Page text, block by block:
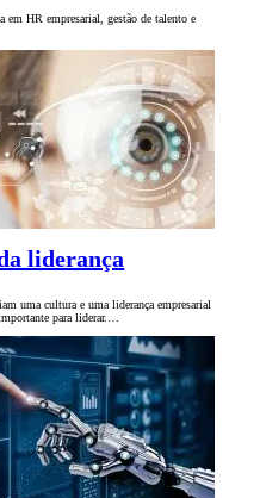
em HR empresarial, gestão de talento e
liderança
uma cultura e uma liderança empresarial
para liderar.…